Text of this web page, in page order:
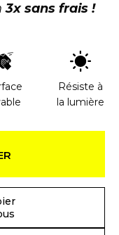
3x sans frais !
Résiste à
la lumière